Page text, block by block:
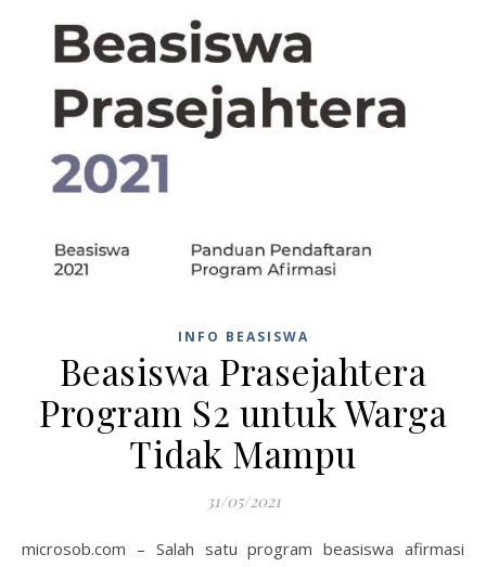
INFO BEASISWA
Beasiswa Prasejahtera
Program S2 untuk Warga
Tidak Mampu
31/05/2021
microsob.com – Salah satu program beasiswa afirmasi